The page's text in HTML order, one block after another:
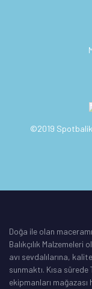
©2019 Spotbalik.
Doğa ile olan
Balıkçılık Malzemeleri
avı sevdalılarına,
sunmaktı. Kısa sürede
ekipmanları mağazası